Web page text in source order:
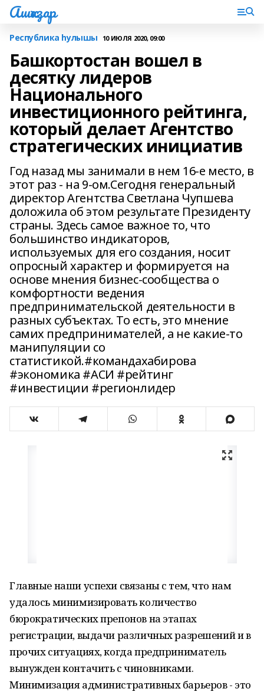
Ашҡаҙар
Республика һулышы 10 ИЮЛЯ 2020, 09:00
Башкортостан вошел в
десятку лидеров
Национального
инвестиционного рейтинга,
который делает Агентство
стратегических инициатив
Год назад мы занимали в нем 16-е место, в
этот раз - на 9-ом.Сегодня генеральный
директор Агентства Светлана Чупшева
доложила об этом результате Президенту
страны. Здесь самое важное то, что
большинство индикаторов,
используемых для его создания, носит
опросный характер и формируется на
основе мнения бизнес-сообщества о
комфортности ведения
предпринимательской деятельности в
разных субъектах. То есть, это мнение
самих предпринимателей, а не какие-то
манипуляции со
статистикой.#командахабирова
#экономика #АСИ #рейтинг
#инвестиции #регионлидер
Главные наши успехи связаны с тем, что нам
удалось минимизировать количество
бюрократических препонов на этапах
регистрации, выдачи различных разрешений и в
прочих ситуациях, когда предприниматель
вынужден контачить с чиновниками.
Минимизация административных барьеров - это